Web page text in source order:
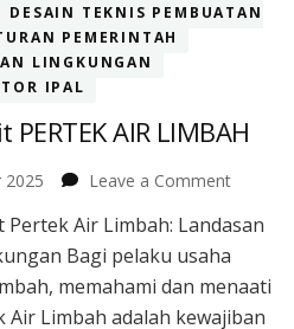
DESAIN TEKNIS PEMBUATAN
PEMERINTAH
LINGKUNGAN
IPAL
AIR LIMBAH
2025 Leave a Commenton
PERTEK
Air Limbah: Landasan
Bagi pelaku usaha
memahami dan menaati
Limbah adalah kewajiban